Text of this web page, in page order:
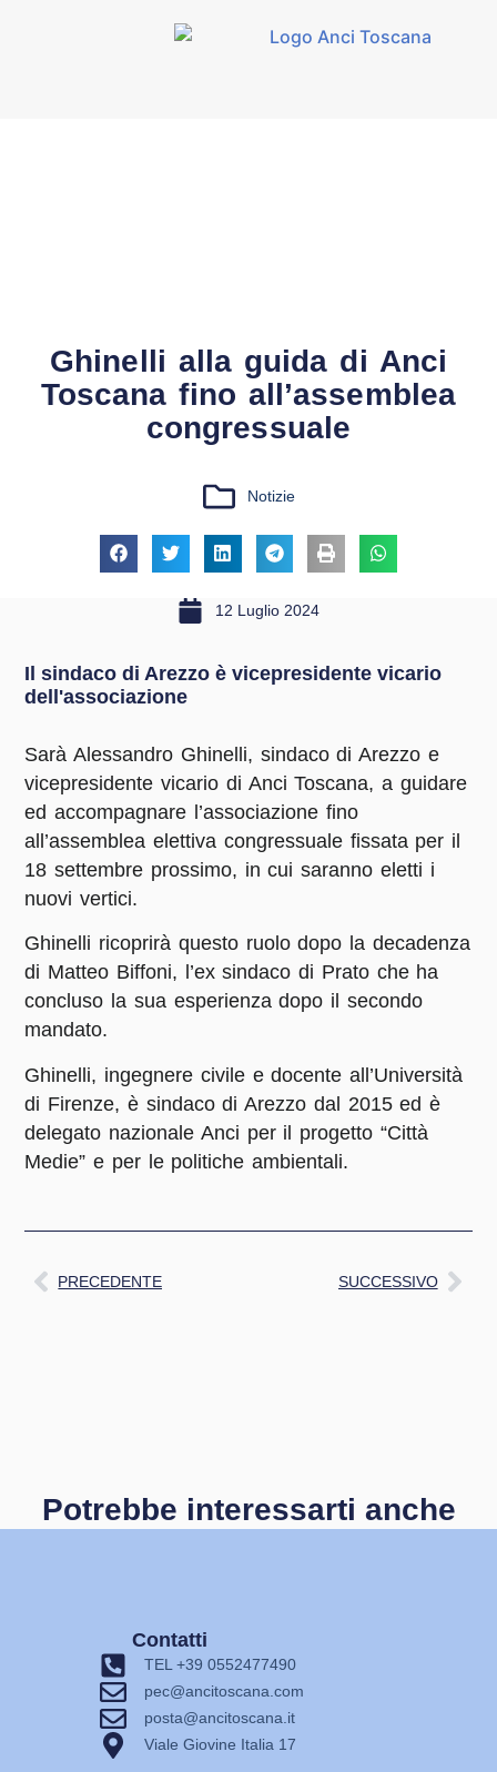
Ghinelli alla guida di Anci
Toscana fino all’assemblea
congressuale
Notizie
12 Luglio 2024
Il sindaco di Arezzo è vicepresidente vicario
dell'associazione
Sarà Alessandro Ghinelli, sindaco di Arezzo e
vicepresidente vicario di Anci Toscana, a guidare
ed accompagnare l’associazione fino
all’assemblea elettiva congressuale fissata per il
18 settembre prossimo, in cui saranno eletti i
nuovi vertici.
Ghinelli ricoprirà questo ruolo dopo la decadenza
di Matteo Biffoni, l’ex sindaco di Prato che ha
concluso la sua esperienza dopo il secondo
mandato.
Ghinelli, ingegnere civile e docente all’Università
di Firenze, è sindaco di Arezzo dal 2015 ed è
delegato nazionale Anci per il progetto “Città
Medie” e per le politiche ambientali.
PRECEDENTE SUCCESSIVO
Potrebbe interessarti anche
Contatti
TEL +39 0552477490
pec@ancitoscana.com
posta@ancitoscana.it
Viale Giovine Italia 17